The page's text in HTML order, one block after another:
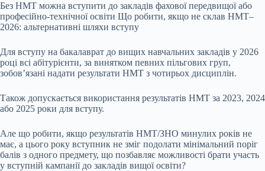
Без НМТ можна вступити до закладів фахової передвищої або
професійно-технічної освіти Що робити, якщо не склав НМТ–
2026: альтернативні шляхи вступу
Для вступу на бакалаврат до вищих навчальних закладів у 2026
році всі абітурієнти, за винятком певних пільгових груп,
зобов’язані надати результати НМТ з чотирьох дисциплін.
Також допускається використання результатів НМТ за 2023, 2024
або 2025 роки для вступу.
Але що робити, якщо результатів НМТ/ЗНО минулих років не
має, а цього року вступник не зміг подолати мінімальний поріг
балів з одного предмету, що позбавляє можливості брати участь
у вступній кампанії до закладів вищої освіти?